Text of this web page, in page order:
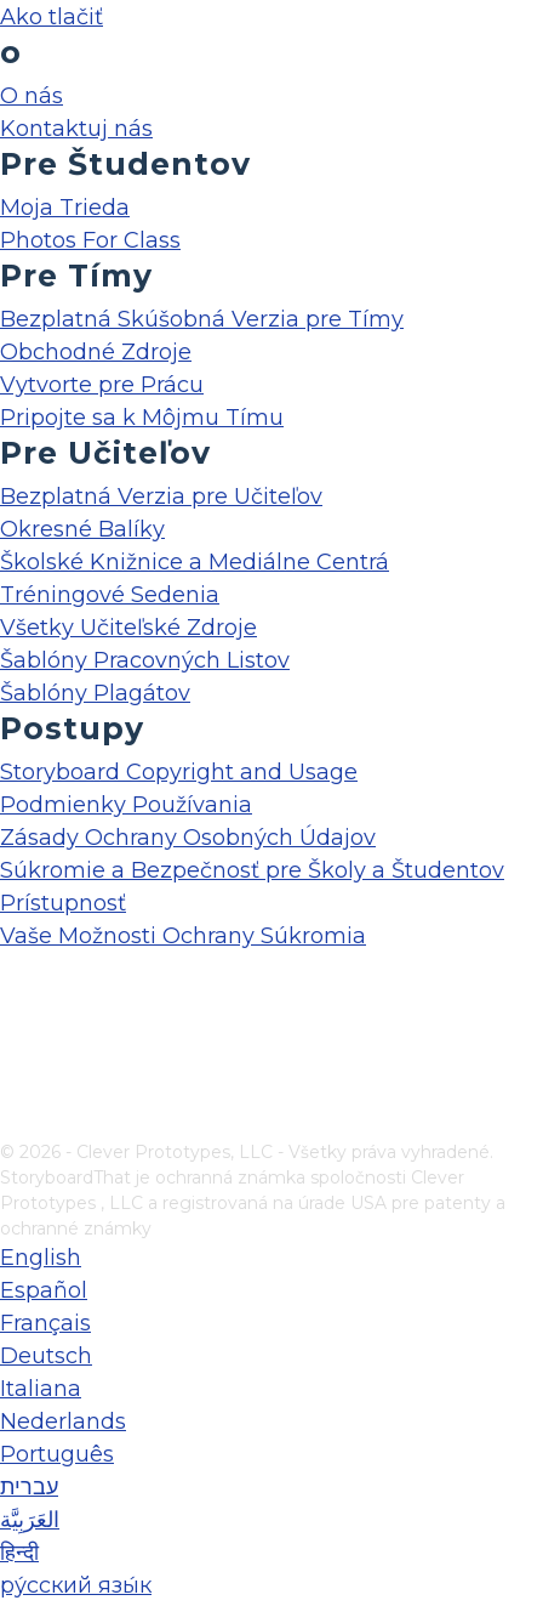
Ako tlačiť
o
O nás
Kontaktuj nás
Pre Študentov
Moja Trieda
Photos For Class
Pre Tímy
Bezplatná Skúšobná Verzia pre Tímy
Obchodné Zdroje
Vytvorte pre Prácu
Pripojte sa k Môjmu Tímu
Pre Učiteľov
Bezplatná Verzia pre Učiteľov
Okresné Balíky
Školské Knižnice a Mediálne Centrá
Tréningové Sedenia
Všetky Učiteľské Zdroje
Šablóny Pracovných Listov
Šablóny Plagátov
Postupy
Storyboard Copyright and Usage
Podmienky Používania
Zásady Ochrany Osobných Údajov
Súkromie a Bezpečnosť pre Školy a Študentov
Prístupnosť
Vaše Možnosti Ochrany Súkromia
© 2026 - Clever Prototypes, LLC - Všetky práva vyhradené.
StoryboardThat je ochranná známka spoločnosti Clever
Prototypes , LLC a registrovaná na úrade USA pre patenty a
ochranné známky
English
Español
Français
Deutsch
Italiana
Nederlands
Português
עברית
العَرَبِيَّة
हिन्दी
ру́сский язы́к